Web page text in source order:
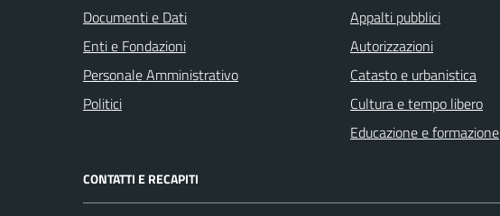
Documenti e Dati
Enti e Fondazioni
Personale Amministrativo
Politici
Appalti pubblici
Autorizzazioni
Catasto e urbanistica
Cultura e tempo libero
Educazione e formazione
CONTATTI E RECAPITI